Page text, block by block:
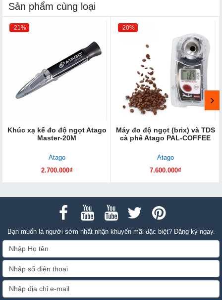
Sản phẩm cùng loại
-21%
Khúc xạ kế đo độ ngọt Atago
Master-20M
Atago
2.700.000₫
-20%
Máy đo độ ngọt (brix) và TDS
cà phê Atago PAL-COFFEE
Atago
7.600.000₫
Bạn muốn là người sớm nhất nhận khuyến mãi đặc biệt? Đăng ký ngay.